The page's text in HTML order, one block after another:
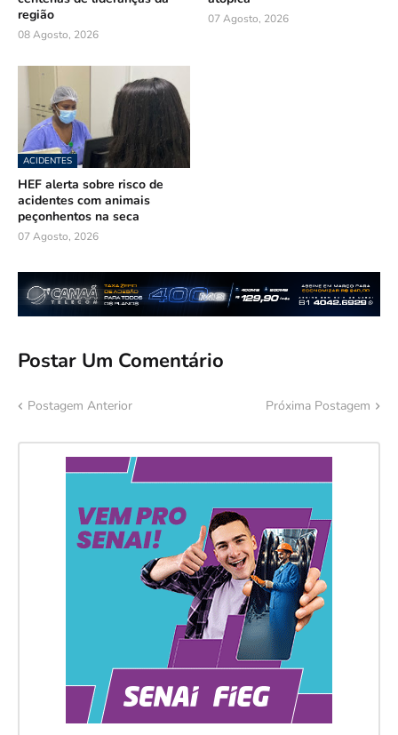
região
08 Agosto, 2026
07 Agosto, 2026
ACIDENTES
HEF alerta sobre risco de
acidentes com animais
peçonhentos na seca
07 Agosto, 2026
Postar Um Comentário
Postagem Anterior Próxima Postagem